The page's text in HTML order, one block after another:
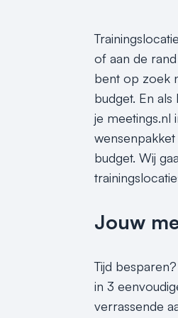
of aan de
bent op zoek
budget. En
je meetings.nl
budget. Wij
Jouw
Tijd
in 3
verrassende